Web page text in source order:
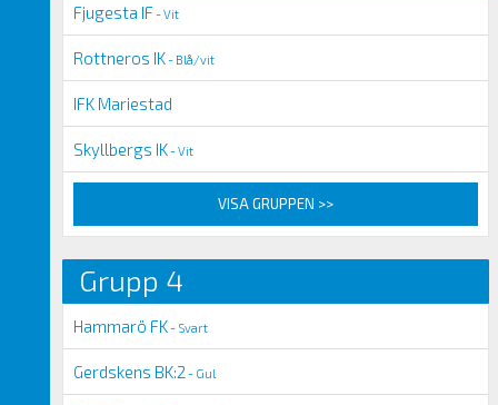
Fjugesta IF- Vit
Rottneros IK- Blå/vit
IFK Mariestad
Skyllbergs IK- Vit
VISA GRUPPEN >>
Grupp 4
Hammarö FK- Svart
Gerdskens BK:2 - Gul